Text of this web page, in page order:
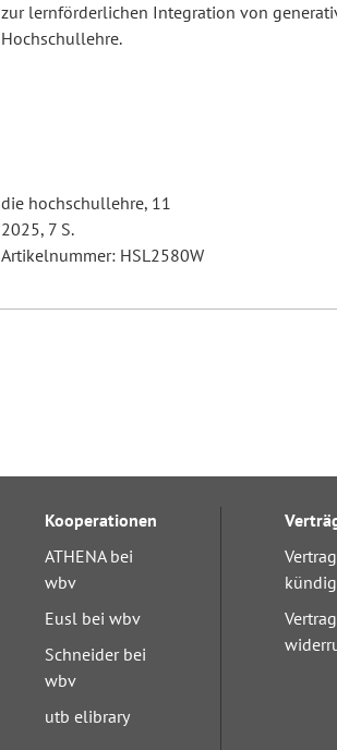
zur lernförderlichen Integration von
Hochschullehre.
die hochschullehre, 11
2025, 7 S.
Artikelnummer: HSL2580W
Kooperationen
ATHENA bei
wbv
Eusl bei wbv
Schneider bei
wbv
utb elibrary
Vertrag
Vertrag